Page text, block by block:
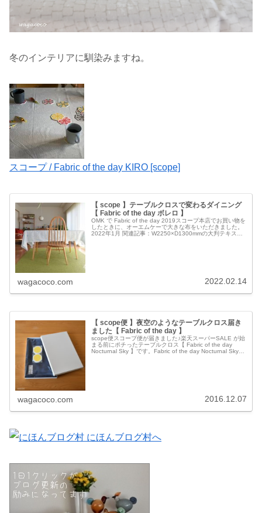
冬のインテリアに馴染みますね。
スコープ / Fabric of the day KIRO [scope]
【 scope 】テーブルクロスで変わるダイニング
【 Fabric of the day ボレロ 】
OMK で Fabric of the day 2019スコープ本店でお買い物を
したときに、オーエムケーで大きな布をいただきました。
2022年1月 関連記事：W2250×D1300mmの大判テキスタ
wagacoco.com 2022.02.14
【 scope便 】夜空のようなテーブルクロス届き
ました【 Fabric of the day 】
scope便スコープ便が届きました♪楽天スーパーSALE が始
まる前にポチったテーブルクロス【 Fabric of the day
Nocturnal Sky 】です。Fabric of the day Nocturnal Sky中
wagacoco.com 2016.12.07